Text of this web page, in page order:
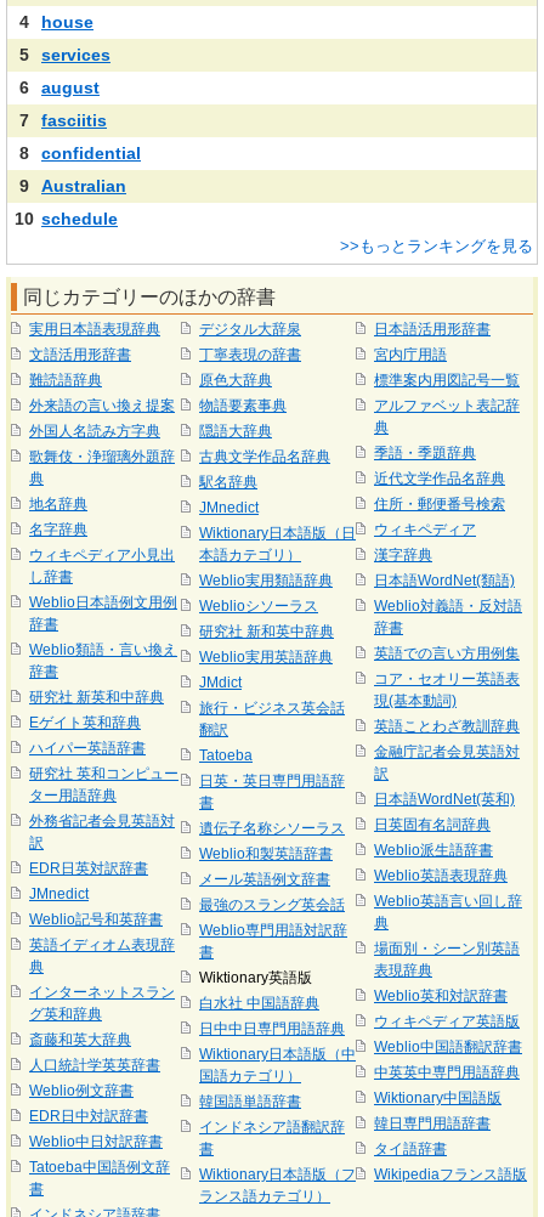
4
house
5
services
6
august
7
fasciitis
8
confidential
9
Australian
10 schedule
>>もっとランキングを見る
同じカテゴリーのほかの辞書
実用日本語表現辞典
文語活用形辞書
難読語辞典
外来語の言い換え提案
外国人名読み方字典
歌舞伎・浄瑠璃外題辞
典
地名辞典
名字辞典
ウィキペディア小見出
し辞書
Weblio日本語例文用例
辞書
Weblio類語・言い換え
辞書
研究社 新英和中辞典
Eゲイト英和辞典
ハイパー英語辞書
研究社 英和コンピュー
ター用語辞典
外務省記者会見英語対
訳
EDR日英対訳辞書
JMnedict
Weblio記号和英辞書
英語イディオム表現辞
典
インターネットスラン
グ英和辞典
斎藤和英大辞典
人口統計学英英辞書
Weblio例文辞書
EDR日中対訳辞書
Weblio中日対訳辞書
Tatoeba中国語例文辞
書
デジタル大辞泉
丁寧表現の辞書
原色大辞典
物語要素事典
隠語大辞典
古典文学作品名辞典
駅名辞典
JMnedict
Wiktionary日本語版（日
本語カテゴリ）
Weblio実用類語辞典
Weblioシソーラス
研究社 新和英中辞典
Weblio実用英語辞典
JMdict
旅行・ビジネス英会話
翻訳
Tatoeba
日英・英日専門用語辞
書
遺伝子名称シソーラス
Weblio和製英語辞書
メール英語例文辞書
最強のスラング英会話
Weblio専門用語対訳辞
書
Wiktionary英語版
白水社 中国語辞典
日中中日専門用語辞典
Wiktionary日本語版（中
国語カテゴリ）
韓国語単語辞書
インドネシア語翻訳辞
書
Wiktionary日本語版（フ
ランス語カテゴリ）
日本語活用形辞書
宮内庁用語
標準案内用図記号一覧
アルファベット表記辞
典
季語・季題辞典
近代文学作品名辞典
住所・郵便番号検索
ウィキペディア
漢字辞典
日本語WordNet(類語)
Weblio対義語・反対語
辞書
英語での言い方用例集
コア・セオリー英語表
現(基本動詞)
英語ことわざ教訓辞典
金融庁記者会見英語対
訳
日本語WordNet(英和)
日英固有名詞辞典
Weblio派生語辞書
Weblio英語表現辞典
Weblio英語言い回し辞
典
場面別・シーン別英語
表現辞典
Weblio英和対訳辞書
ウィキペディア英語版
Weblio中国語翻訳辞書
中英英中専門用語辞典
Wiktionary中国語版
韓日専門用語辞書
タイ語辞書
Wikipediaフランス語版